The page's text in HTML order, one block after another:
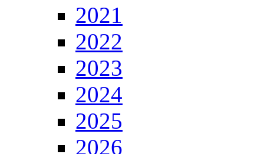
2021
2022
2023
2024
2025
2026